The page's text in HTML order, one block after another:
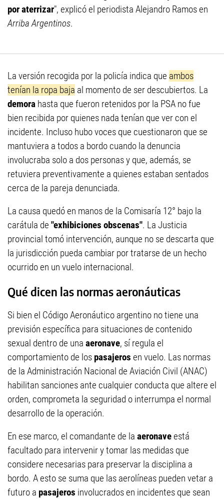
por aterrizar", explicó el periodista Alejandro Ramos en
Arriba Argentinos.
La versión recogida por la policía indica que ambos
tenían la ropa baja al momento de ser descubiertos. La
demora hasta que fueron retenidos por la PSA no fue
bien recibida por quienes nada tenían que ver con el
incidente. Incluso hubo voces que cuestionaron que se
mantuviera a todos a bordo cuando la denuncia
involucraba solo a dos personas y que, además, se
retuviera preventivamente a quienes estaban sentados
cerca de la pareja denunciada.
La causa quedó en manos de la Comisaría 12° bajo la
carátula de "exhibiciones obscenas". La Justicia
provincial tomó intervención, aunque no se descarta que
la jurisdicción pueda cambiar por tratarse de un hecho
ocurrido en un vuelo internacional.
Qué dicen las normas aeronáuticas
Si bien el Código Aeronáutico argentino no tiene una
previsión específica para situaciones de contenido
sexual dentro de una aeronave, sí regula el
comportamiento de los pasajeros en vuelo. Las normas
de la Administración Nacional de Aviación Civil (ANAC)
habilitan sanciones ante cualquier conducta que altere el
orden, comprometa la seguridad o interrumpa el normal
desarrollo de la operación.
En ese marco, el comandante de la aeronaveestá
facultado para intervenir y tomar las medidas que
considere necesarias para preservar la disciplina a
bordo. A esto se suma que las aerolíneas pueden vetar a
futuro a pasajeros involucrados en incidentes que sean